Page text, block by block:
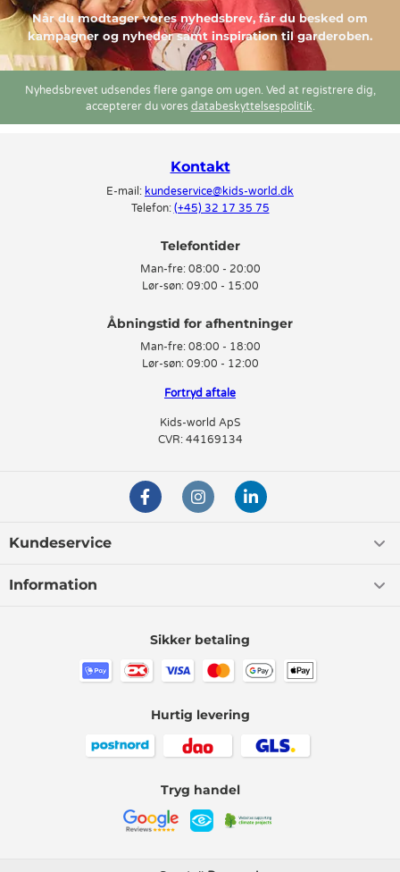
Når du modtager vores nyhedsbrev, får du besked om
kampagner og nyheder samt inspiration til garderoben.
Nyhedsbrevet udsendes flere gange om ugen. Ved at registrere dig,
accepterer du vores databeskyttelsespolitik.
Kontakt
E-mail: kundeservice@kids-world.dk
Telefon: (+45) 32 17 35 75
Telefontider
Man-fre: 08:00 - 20:00
Lør-søn: 09:00 - 15:00
Man-fre: 08:00 - 18:00
Lør-søn: 09:00 - 12:00
Fortryd aftale
Kids-world ApS
CVR: 44169134
Kundeservice
Information
Sikker betaling
Hurtig levering
Tryg handel